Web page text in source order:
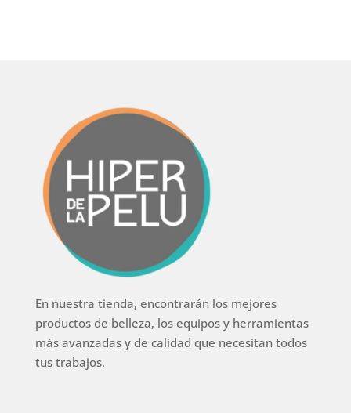
En nuestra tienda, encontrarán los mejores
productos de belleza, los equipos y herramientas
más avanzadas y de calidad que necesitan todos
tus trabajos.